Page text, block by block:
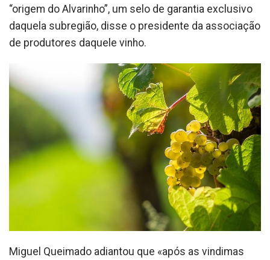
“origem do Alvarinho”, um selo de garantia exclusivo
daquela subregião, disse o presidente da associação
de produtores daquele vinho.
Miguel Queimado adiantou que «após as vindimas